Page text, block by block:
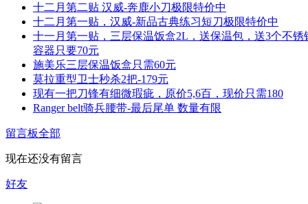
十二月第二贴 汉威-奔鹿小刀极限特价中
十二月第一贴，汉威-新品古典练习短刀极限特价中
十一月第一贴，三层保温饭盒2L，送保温包，送3个不锈
容器只要70元
施美乐三层保温饭盒只需60元
莫拉重型卫士秒杀2把-179元
现有一把刀锋有细微瑕疵，原价5,6百，现价只需180
Ranger belt骑兵腰带-最后尾单 数量有限
留言板全部
现在还没有留言
好友